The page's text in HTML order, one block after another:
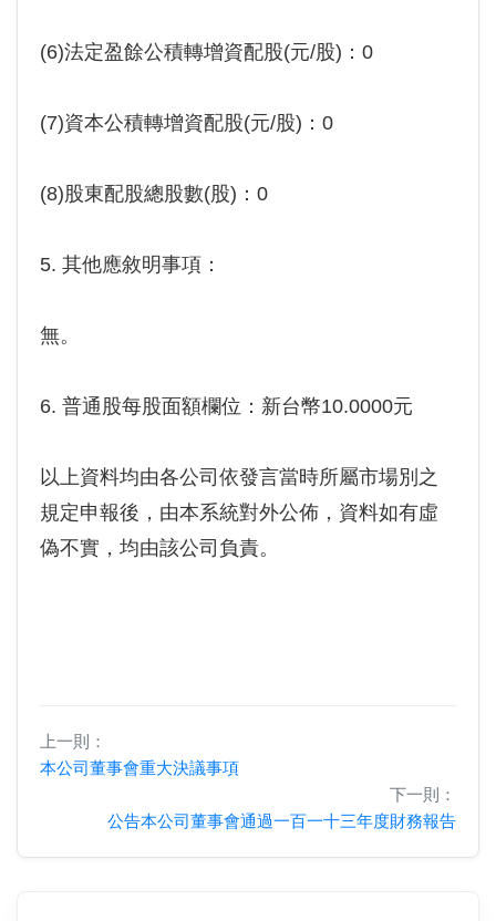
(6)法定盈餘公積轉增資配股(元/股)：0
(7)資本公積轉增資配股(元/股)：0
(8)股東配股總股數(股)：0
5. 其他應敘明事項：
無。
6. 普通股每股面額欄位：新台幣10.0000元
以上資料均由各公司依發言當時所屬市場別之
規定申報後，由本系統對外公佈，資料如有虛
偽不實，均由該公司負責。
上一則：
本公司董事會重大決議事項
下一則：
公告本公司董事會通過一百一十三年度財務報告